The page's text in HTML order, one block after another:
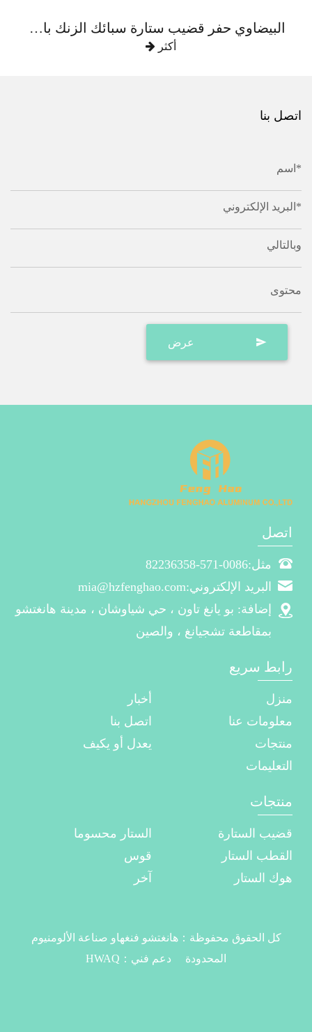
البيضاوي حفر قضيب ستارة سبائك الزنك بالكامل
أكثر
اتصل بنا
اسم*
البريد الإلكتروني*
وبالتالي
محتوى
اتصل
مثل:0086-571-82236358
البريد الإلكتروني:mia@hzfenghao.com
إضافة: بو يانغ تاون ، حي شياوشان ، مدينة هانغتشو
بمقاطعة تشجيانغ ، والصين
رابط سريع
منزل
أخبار
معلومات عنا
اتصل بنا
منتجات
يعدل أو يكيف
التعليمات
منتجات
قضيب الستارة
الستار محسوما
القطب الستار
قوس
هوك الستار
آخر
كل الحقوق محفوظة：هانغتشو فنغهاو صناعة الألومنيوم
المحدودة دعم فني： HWAQ